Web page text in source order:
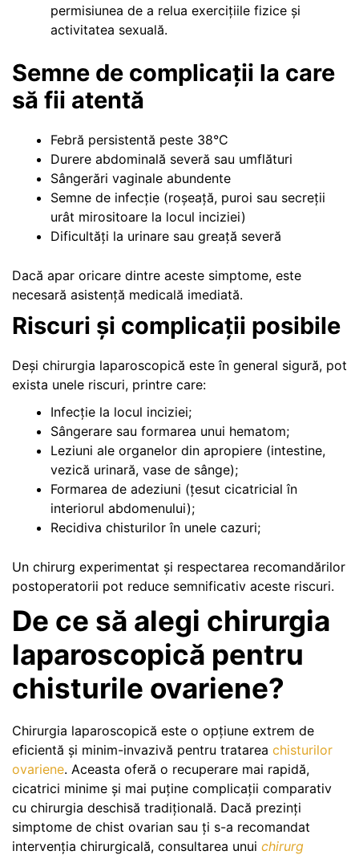
permisiunea de a relua exercițiile fizice și
activitatea sexuală.
Semne de complicații la care
să fii atentă
Febră persistentă peste 38°C
Durere abdominală severă sau umflături
Sângerări vaginale abundente
Semne de infecție (roșeață, puroi sau secreții
urât mirositoare la locul inciziei)
Dificultăți la urinare sau greață severă
Dacă apar oricare dintre aceste simptome, este
necesară asistență medicală imediată.
Riscuri și complicații posibile
Deși chirurgia laparoscopică este în general sigură, pot
exista unele riscuri, printre care:
Infecție la locul inciziei;
Sângerare sau formarea unui hematom;
Leziuni ale organelor din apropiere (intestine,
vezică urinară, vase de sânge);
Formarea de adeziuni (țesut cicatricial în
interiorul abdomenului);
Recidiva chisturilor în unele cazuri;
Un chirurg experimentat și respectarea recomandărilor
postoperatorii pot reduce semnificativ aceste riscuri.
De ce să alegi chirurgia
laparoscopică pentru
chisturile ovariene?
Chirurgia laparoscopică este o opțiune extrem de
eficientă și minim-invazivă pentru tratarea chisturilor
ovariene. Aceasta oferă o recuperare mai rapidă,
cicatrici minime și mai puține complicații comparativ
cu chirurgia deschisă tradițională. Dacă prezinți
simptome de chist ovarian sau ți s-a recomandat
intervenția chirurgicală, consultarea unui chirurg